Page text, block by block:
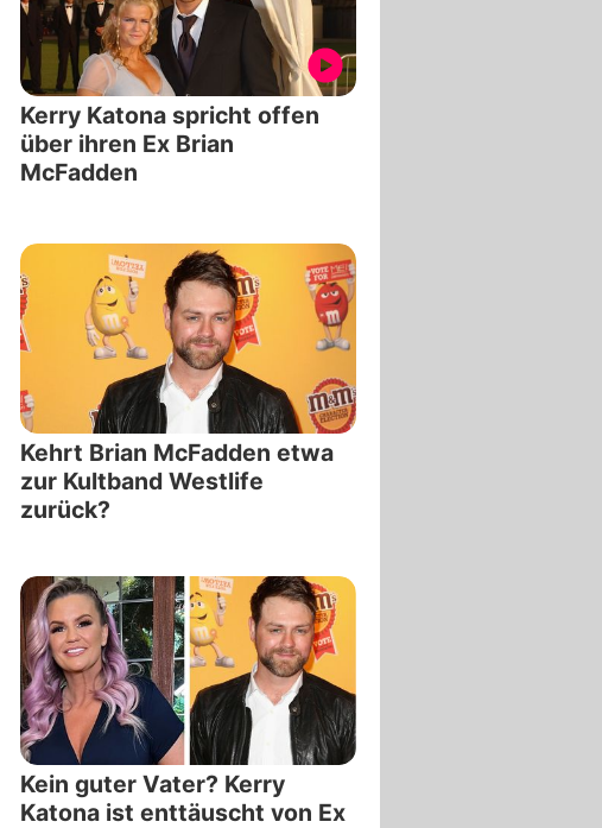
Kerry Katona spricht offen
über ihren Ex Brian
McFadden
Kehrt Brian McFadden etwa
zur Kultband Westlife
zurück?
Kein guter Vater? Kerry
Katona ist enttäuscht von Ex